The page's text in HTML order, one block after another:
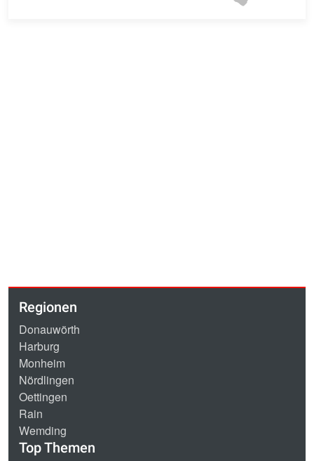
Regionen
Donauwörth
Harburg
Monheim
Nördlingen
Oettingen
Rain
Wemding
Top Themen